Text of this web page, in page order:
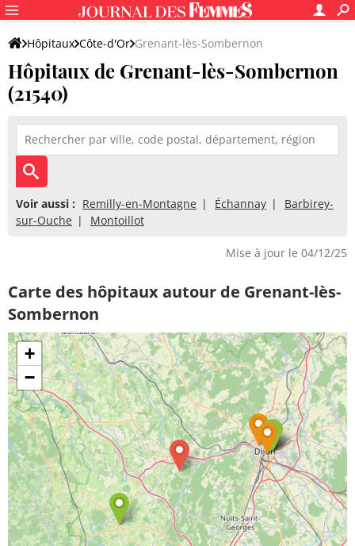
Hôpitaux Côte-d'Or Grenant-lès-Sombernon
Hôpitaux de Grenant-lès-Sombernon
(21540)
Voir aussi : Remilly-en-Montagne Échannay
Barbirey-
sur-Ouche
Montoillot
Mise à jour le 04/12/25
Carte des hôpitaux autour de Grenant-lès-
Sombernon
+
−